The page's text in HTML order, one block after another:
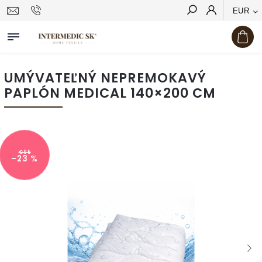
EUR
Hľadať
UMÝVATEĽNÝ NEPREMOKAVÝ
PAPLÓN MEDICAL 140×200 CM
€95
–23 %